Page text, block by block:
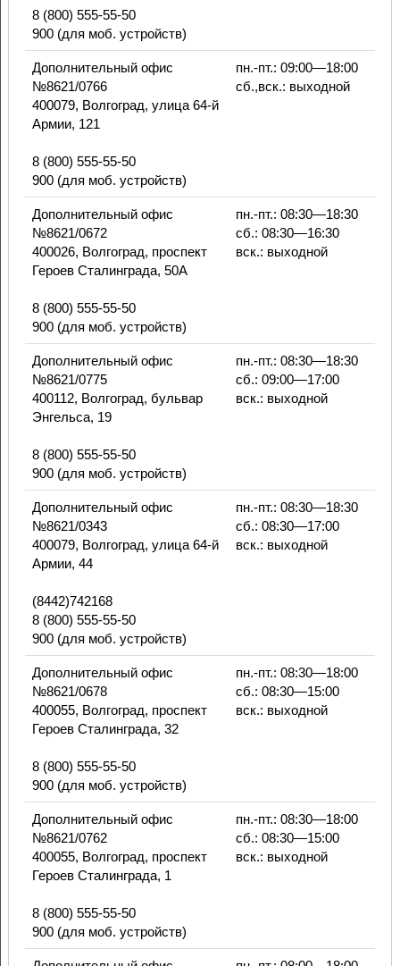
8 (800) 555-55-50
900 (для моб. устройств)
Дополнительный офис
№8621/0766
400079, Волгоград, улица 64-й
Армии, 121
8 (800) 555-55-50
900 (для моб. устройств)
пн.-пт.: 09:00—18:00
сб.,вск.: выходной
Дополнительный офис
№8621/0672
400026, Волгоград, проспект
Героев Сталинграда, 50А
8 (800) 555-55-50
900 (для моб. устройств)
пн.-пт.: 08:30—18:30
сб.: 08:30—16:30
вск.: выходной
Дополнительный офис
№8621/0775
400112, Волгоград, бульвар
Энгельса, 19
8 (800) 555-55-50
900 (для моб. устройств)
пн.-пт.: 08:30—18:30
сб.: 09:00—17:00
вск.: выходной
Дополнительный офис
№8621/0343
400079, Волгоград, улица 64-й
Армии, 44
(8442)742168
8 (800) 555-55-50
900 (для моб. устройств)
пн.-пт.: 08:30—18:30
сб.: 08:30—17:00
вск.: выходной
Дополнительный офис
№8621/0678
400055, Волгоград, проспект
Героев Сталинграда, 32
8 (800) 555-55-50
900 (для моб. устройств)
пн.-пт.: 08:30—18:00
сб.: 08:30—15:00
вск.: выходной
Дополнительный офис
№8621/0762
400055, Волгоград, проспект
Героев Сталинграда, 1
8 (800) 555-55-50
900 (для моб. устройств)
пн.-пт.: 08:30—18:00
сб.: 08:30—15:00
вск.: выходной